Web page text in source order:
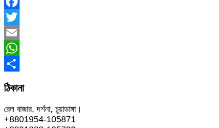
Facebook
Twitter
Email
WhatsApp
ঠিকানা
রেল বাজার, দর্শনা, চুয়াডাঙ্গা।
+8801954-105871